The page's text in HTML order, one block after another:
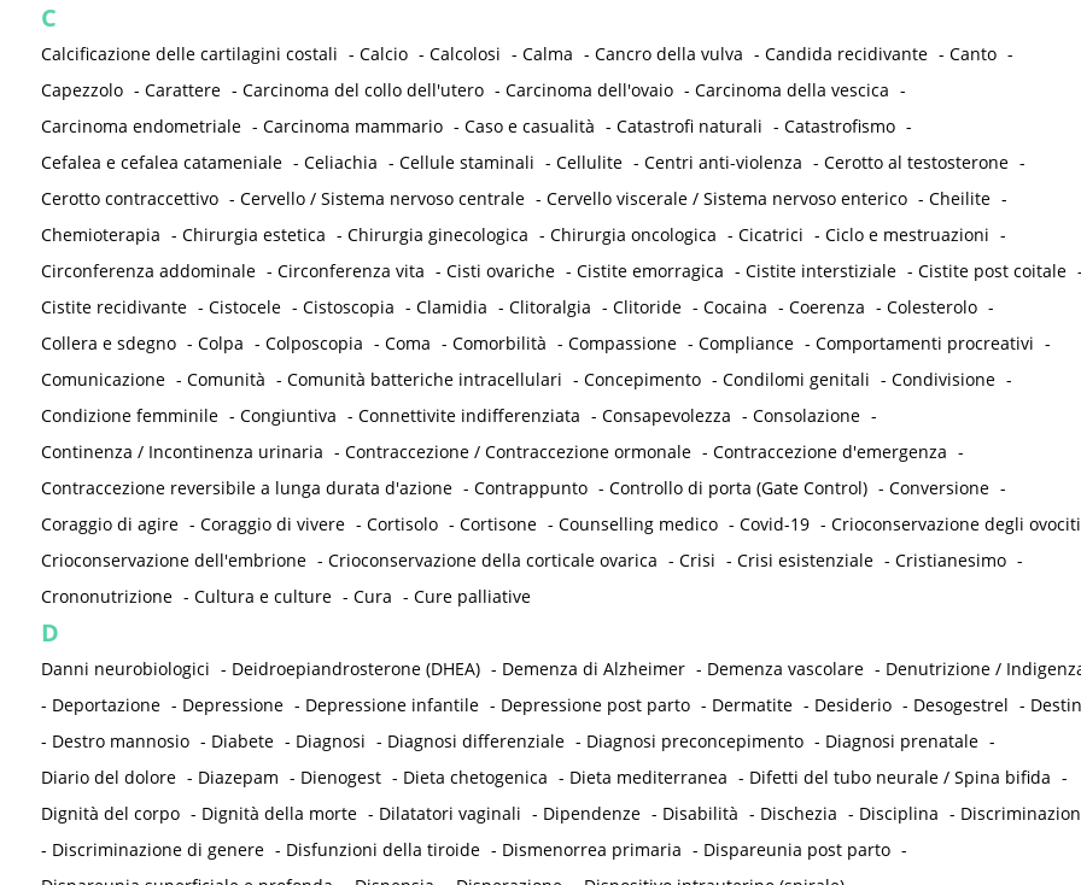
C
Calcificazione delle cartilagini costali - Calcio - Calcolosi - Calma - Cancro della vulva - Candida recidivante - Canto -
Capezzolo - Carattere - Carcinoma del collo dell'utero - Carcinoma dell'ovaio - Carcinoma della vescica -
Carcinoma endometriale - Carcinoma mammario - Caso e casualità - Catastrofi naturali - Catastrofismo -
Cefalea e cefalea catameniale - Celiachia - Cellule staminali - Cellulite - Centri anti-violenza - Cerotto al testosterone -
Cerotto contraccettivo - Cervello / Sistema nervoso centrale - Cervello viscerale / Sistema nervoso enterico - Cheilite -
Chemioterapia - Chirurgia estetica - Chirurgia ginecologica - Chirurgia oncologica - Cicatrici - Ciclo e mestruazioni -
Circonferenza addominale - Circonferenza vita - Cisti ovariche - Cistite emorragica - Cistite interstiziale - Cistite post coitale
Cistite recidivante - Cistocele - Cistoscopia - Clamidia - Clitoralgia - Clitoride - Cocaina - Coerenza - Colesterolo -
Collera e sdegno - Colpa - Colposcopia - Coma - Comorbilità - Compassione - Compliance - Comportamenti procreativi -
Comunicazione - Comunità - Comunità batteriche intracellulari - Concepimento - Condilomi genitali - Condivisione -
Condizione femminile - Congiuntiva - Connettivite indifferenziata - Consapevolezza - Consolazione -
Continenza / Incontinenza urinaria - Contraccezione / Contraccezione ormonale - Contraccezione d'emergenza -
Contraccezione reversibile a lunga durata d'azione - Contrappunto - Controllo di porta (Gate Control) - Conversione -
Coraggio di agire - Coraggio di vivere - Cortisolo - Cortisone - Counselling medico - Covid-19 - Crioconservazione degli ovociti
Crioconservazione dell'embrione - Crioconservazione della corticale ovarica - Crisi - Crisi esistenziale - Cristianesimo -
Crononutrizione - Cultura e culture - Cura - Cure palliative
D
Danni neurobiologici - Deidroepiandrosterone (DHEA) - Demenza di Alzheimer - Demenza vascolare - Denutrizione /
- Deportazione - Depressione - Depressione infantile - Depressione post parto - Dermatite - Desiderio - Desogestrel -
- Destro mannosio - Diabete - Diagnosi - Diagnosi differenziale - Diagnosi preconcepimento - Diagnosi prenatale -
Diario del dolore - Diazepam - Dienogest - Dieta chetogenica - Dieta mediterranea - Difetti del tubo neurale / Spina bifida -
Dignità del corpo - Dignità della morte - Dilatatori vaginali - Dipendenze - Disabilità - Dischezia - Disciplina -
- Discriminazione di genere - Disfunzioni della tiroide - Dismenorrea primaria - Dispareunia post parto -